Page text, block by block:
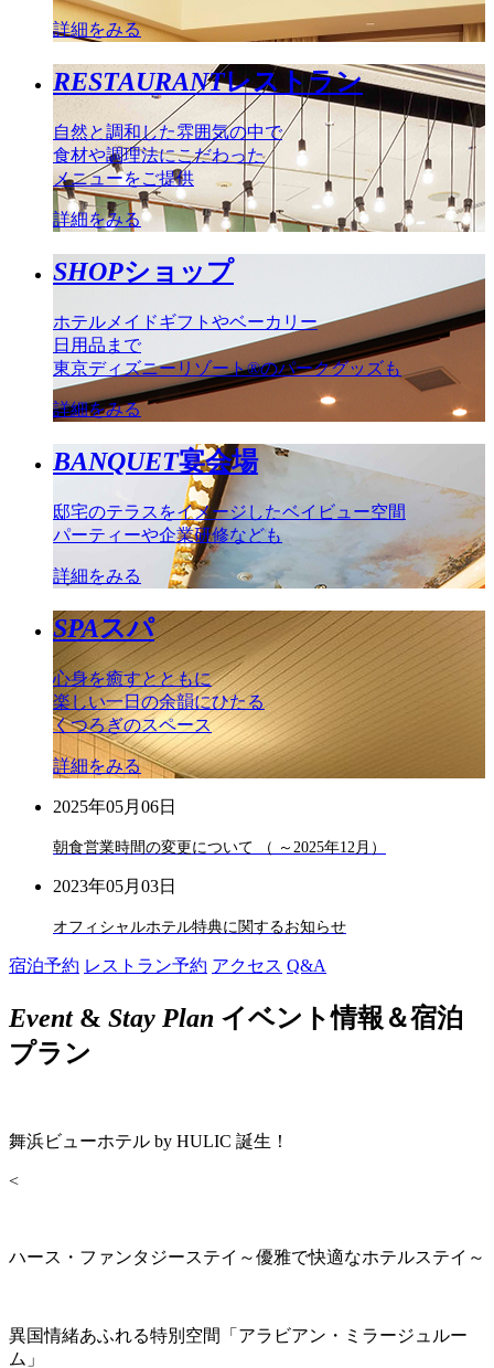
詳細をみる
RESTAURANTレストラン
自然と調和した雰囲気の中で
食材や調理法にこだわった
メニューをご提供
詳細をみる
SHOPショップ
ホテルメイドギフトやベーカリー
日用品まで
東京ディズニーリゾート®のパークグッズも
詳細をみる
BANQUET宴会場
邸宅のテラスをイメージしたベイビュー空間
パーティーや企業研修なども
詳細をみる
SPAスパ
心身を癒すとともに
楽しい一日の余韻にひたる
くつろぎのスペース
詳細をみる
2025年05月06日
朝食営業時間の変更について （ ～2025年12月）
2023年05月03日
オフィシャルホテル特典に関するお知らせ
宿泊予約 レストラン予約 アクセス Q&A
Event& Stay Plan イベント情報＆宿泊
プラン
舞浜ビューホテル by HULIC 誕生！
<
ハース・ファンタジーステイ～優雅で快適なホテルステイ～
異国情緒あふれる特別空間「アラビアン・ミラージュルー
ム」